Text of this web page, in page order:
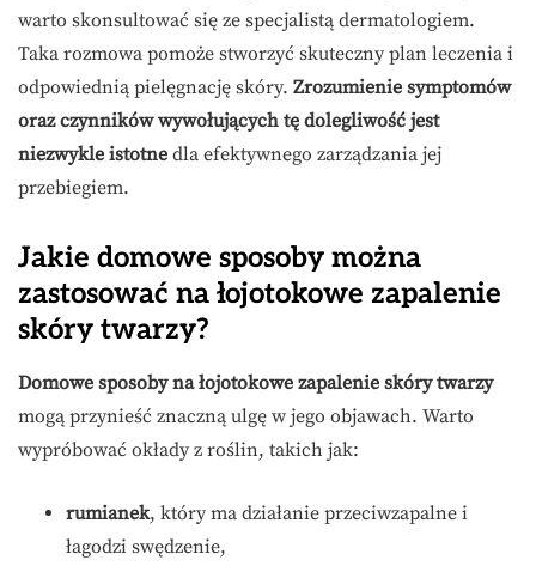
warto skonsultować się ze specjalistą dermatologiem.
Taka rozmowa pomoże stworzyć skuteczny plan leczenia i
odpowiednią pielęgnację skóry. Zrozumienie symptomów
oraz czynników wywołujących tę dolegliwość jest
niezwykle istotne dla efektywnego zarządzania jej
przebiegiem.
Jakie domowe sposoby można
zastosować na łojotokowe zapalenie
skóry twarzy?
Domowe sposoby na łojotokowe zapalenie skóry twarzy
mogą przynieść znaczną ulgę w jego objawach. Warto
wypróbować okłady z roślin, takich jak:
rumianek, który ma działanie przeciwzapalne i
łagodzi swędzenie,